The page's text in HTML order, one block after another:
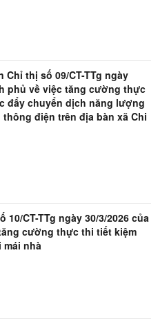
Chỉ thị số 09/CT-TTg ngày
phủ về việc tăng cường thực
đẩy chuyển dịch năng lượng
điện trên địa bàn xã Chi
10/CT-TTg ngày 30/3/2026 của
cường thực thi tiết kiệm
mái nhà